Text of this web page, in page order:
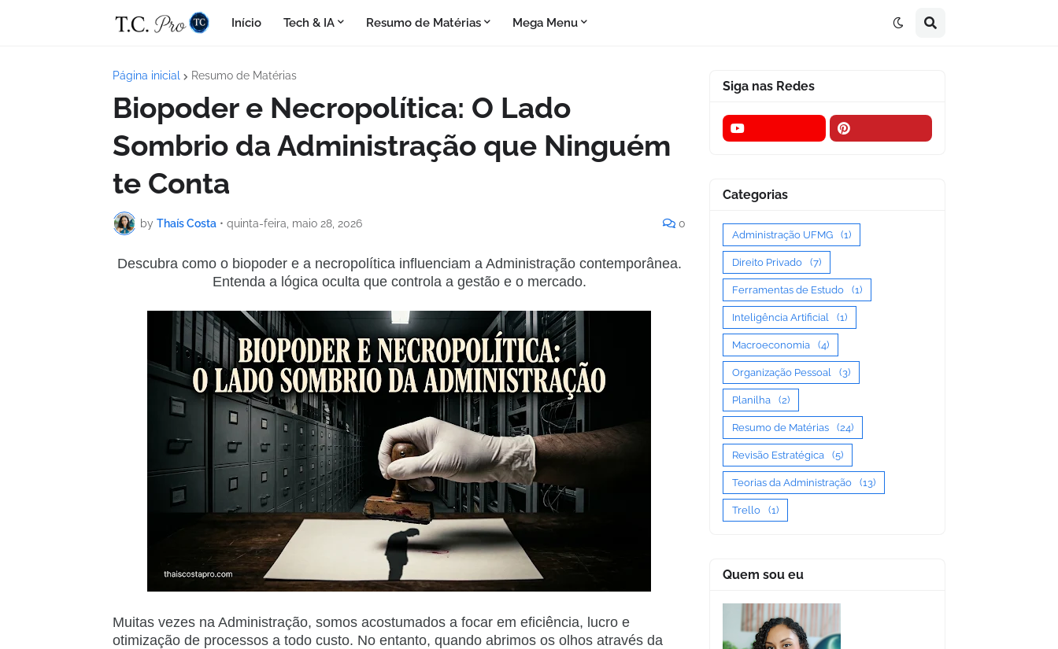
Início Tech & IA Resumo de Matérias Mega Menu
Página inicial Resumo de Matérias
Biopoder e Necropolítica: O Lado
Sombrio da Administração que Ninguém
te Conta
by Thaís Costa • quinta-feira, maio 28, 2026 0
Descubra como o biopoder e a necropolítica influenciam a Administração contemporânea.
Entenda a lógica oculta que controla a gestão e o mercado.
Muitas vezes na Administração, somos acostumados a focar em eficiência, lucro e
otimização de processos a todo custo. No entanto, quando abrimos os olhos através da
Siga nas Redes
Categorias
Administração UFMG (1)
Direito Privado (7)
Ferramentas de Estudo (1)
Inteligência Artificial (1)
Macroeconomia (4)
Organização Pessoal (3)
Planilha (2)
Resumo de Matérias (24)
Revisão Estratégica (5)
Teorias da Administração (13)
Trello (1)
Quem sou eu